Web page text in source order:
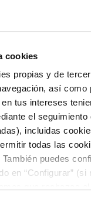
cookies
propias y de
así como
tus intereses
el seguimiento
incluidas
todas las
puedes
en “Configurar” (si
RECETAS CON ALIOLI
Alioli en la